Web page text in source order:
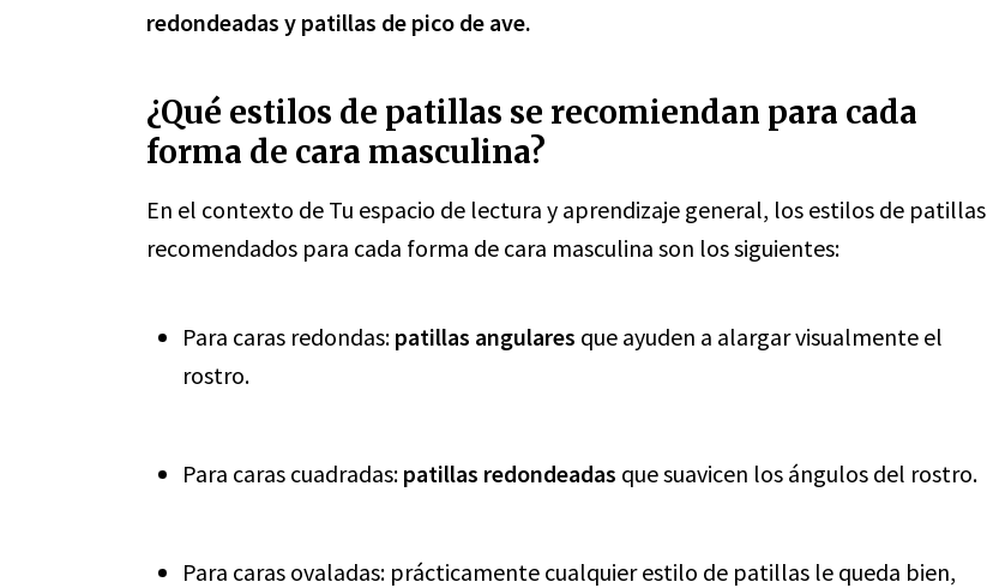
redondeadas y patillas de pico de ave.
¿Qué estilos de patillas se recomiendan para cada
forma de cara masculina?
En el contexto de Tu espacio de lectura y aprendizaje general, los estilos de patillas
recomendados para cada forma de cara masculina son los siguientes:
Para caras redondas: patillas angulares que ayuden a alargar visualmente el
rostro.
Para caras cuadradas: patillas redondeadas que suavicen los ángulos del rostro.
Para caras ovaladas: prácticamente cualquier estilo de patillas le queda bien,